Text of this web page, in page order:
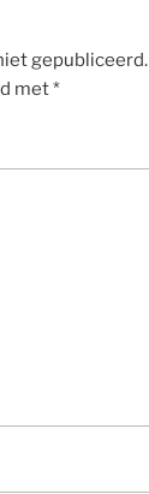
gepubliceerd.
met*